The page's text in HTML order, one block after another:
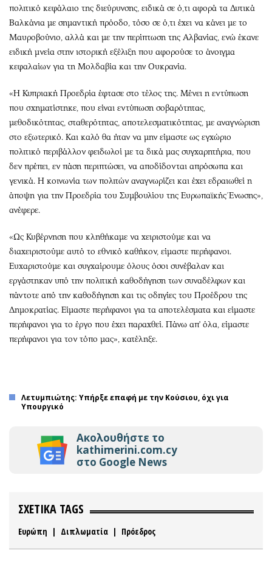
πολιτικό κεφάλαιο της διεύρυνσης, ειδικά σε ό,τι αφορά τα Δυτικά
Βαλκάνια με σημαντική πρόοδο, τόσο σε ό,τι έχει να κάνει με το
Μαυροβούνιο, αλλά και με την περίπτωση της Αλβανίας, ενώ έκανε
ειδική μνεία στην ιστορική εξέλιξη που αφορούσε το άνοιγμα
κεφαλαίων για τη Μολδαβία και την Ουκρανία.
«Η Κυπριακή Προεδρία έφτασε στο τέλος της. Μένει η εντύπωση
που σχηματίστηκε, που είναι εντύπωση σοβαρότητας,
μεθοδικότητας, σταθερότητας, αποτελεσματικότητας, με αναγνώριση
στο εξωτερικό. Και καλό θα ήταν να μην είμαστε ως εγχώριο
πολιτικό περιβάλλον φειδωλοί με τα δικά μας συγχαρητήρια, που
δεν πρέπει, εν πάση περιπτώσει, να αποδίδονται απρόσωπα και
γενικά. Η κοινωνία των πολιτών αναγνωρίζει και έχει εδραιωθεί η
άποψη για την Προεδρία του Συμβουλίου της Ευρωπαϊκής Ένωσης»,
ανέφερε.
«Ως Κυβέρνηση που κληθήκαμε να χειριστούμε και να
διαχειριστούμε αυτό το εθνικό καθήκον, είμαστε περήφανοι.
Ευχαριστούμε και συγχαίρουμε όλους όσοι συνέβαλαν και
εργάστηκαν υπό την πολιτική καθοδήγηση των συναδέλφων και
πάντοτε από την καθοδήγηση και τις οδηγίες του Προέδρου της
Δημοκρατίας. Είμαστε περήφανοι για τα αποτελέσματα και είμαστε
περήφανοι για το έργο που έχει παραχθεί. Πάνω απ' όλα, είμαστε
περήφανοι για τον τόπο μας», κατέληξε.
Λετυμπιώτης: Υπήρξε επαφή με την Κούσιου, όχι για
Υπουργικό
Ακολουθήστε το
kathimerini.com.cy
στο Google News
ΣΧΕΤΙΚΑ TAGS
Ευρώπη | Διπλωματία | Πρόεδρος